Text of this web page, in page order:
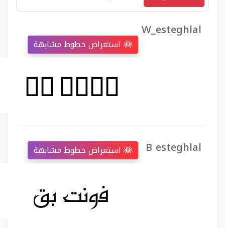
W_esteghlal
B esteghlal